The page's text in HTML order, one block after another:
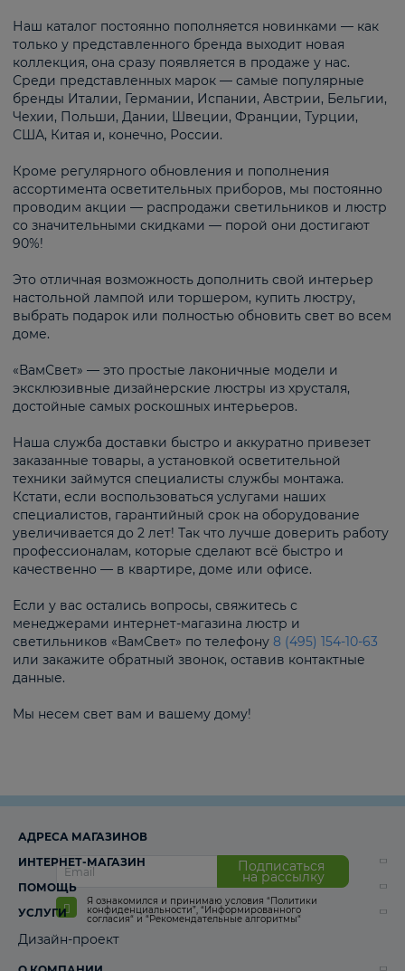
Наш каталог постоянно пополняется новинками — как
только у представленного бренда выходит новая
коллекция, она сразу появляется в продаже у нас.
Среди представленных марок — самые популярные
бренды Италии, Германии, Испании, Австрии, Бельгии,
Чехии, Польши, Дании, Швеции, Франции, Турции,
США, Китая и, конечно, России.
Кроме регулярного обновления и пополнения
ассортимента осветительных приборов, мы постоянно
проводим акции — распродажи светильников и люстр
со значительными скидками — порой они достигают
90%!
Это отличная возможность дополнить свой интерьер
настольной лампой или торшером, купить люстру,
выбрать подарок или полностью обновить свет во всем
доме.
«ВамСвет» — это простые лаконичные модели и
эксклюзивные дизайнерские люстры из хрусталя,
достойные самых роскошных интерьеров.
Наша служба доставки быстро и аккуратно привезет
заказанные товары, а установкой осветительной
техники займутся специалисты службы монтажа.
Кстати, если воспользоваться услугами наших
специалистов, гарантийный срок на оборудование
увеличивается до 2 лет! Так что лучше доверить работу
профессионалам, которые сделают всё быстро и
качественно — в квартире, доме или офисе.
Если у вас остались вопросы, свяжитесь с
менеджерами интернет-магазина люстр и
светильников «ВамСвет» по телефону 8 (495) 154-10-63
или закажите обратный звонок, оставив контактные
данные.
Мы несем свет вам и вашему дому!
Подписаться
на рассылку
Я ознакомился и принимаю условия “Политики
конфиденциальности”, “Информированного
согласия“ и “Рекомендательные алгоритмы“
АДРЕСА МАГАЗИНОВ
ИНТЕРНЕТ-МАГАЗИН
ПОМОЩЬ
УСЛУГИ
Дизайн-проект